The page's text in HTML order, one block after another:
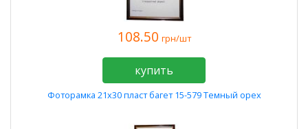
108.50 грн/шт
купить
Фоторамка 21х30 пласт багет 15-579 Темный орех